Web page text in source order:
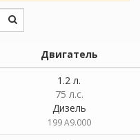
Двигатель
1.2 л.
75 л.с.
Дизель
199 A9.000